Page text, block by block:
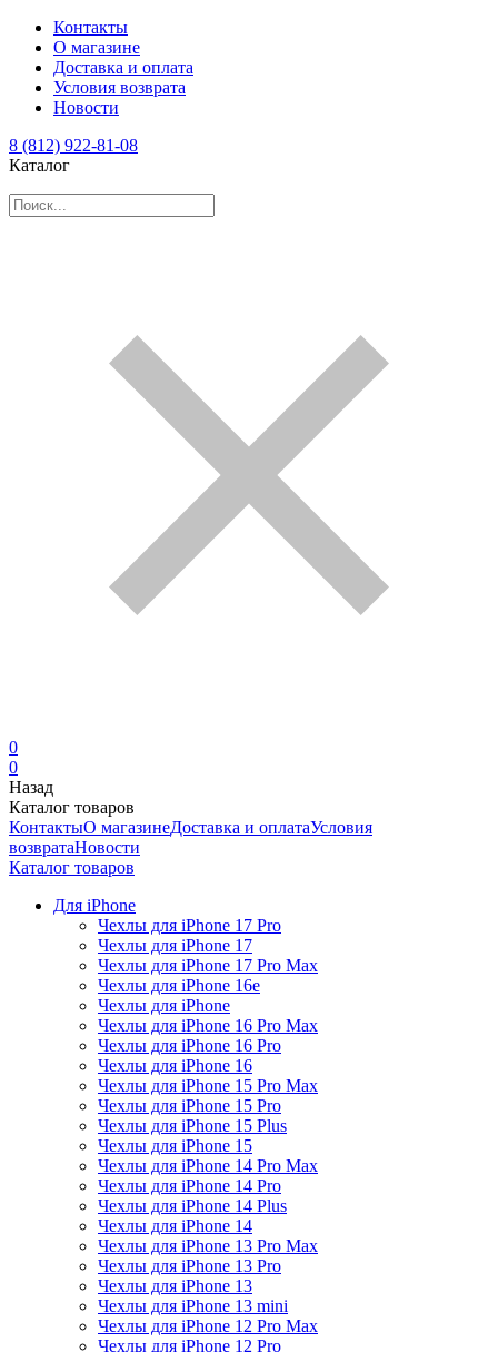
Контакты
О магазине
Доставка и оплата
Условия возврата
Новости
8 (812) 922-81-08
Каталог
0
0
Назад
Каталог товаров
КонтактыО магазинеДоставка и оплатаУсловия
возвратаНовости
Каталог товаров
Для iPhone
Чехлы для iPhone 17 Pro
Чехлы для iPhone 17
Чехлы для iPhone 17 Pro Max
Чехлы для iPhone 16e
Чехлы для iPhone
Чехлы для iPhone 16 Pro Max
Чехлы для iPhone 16 Pro
Чехлы для iPhone 16
Чехлы для iPhone 15 Pro Max
Чехлы для iPhone 15 Pro
Чехлы для iPhone 15 Plus
Чехлы для iPhone 15
Чехлы для iPhone 14 Pro Max
Чехлы для iPhone 14 Pro
Чехлы для iPhone 14 Plus
Чехлы для iPhone 14
Чехлы для iPhone 13 Pro Max
Чехлы для iPhone 13 Pro
Чехлы для iPhone 13
Чехлы для iPhone 13 mini
Чехлы для iPhone 12 Pro Max
Чехлы для iPhone 12 Pro